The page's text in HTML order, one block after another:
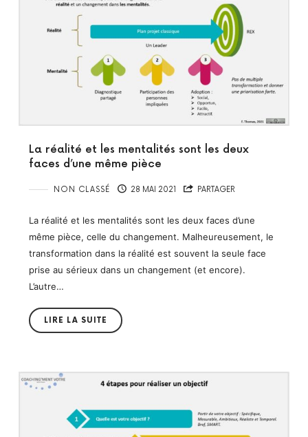
La réalité et les mentalités sont les deux
faces d’une même pièce
NON CLASSÉ 28 MAI 2021 PARTAGER
La réalité et les mentalités sont les deux faces d’une
même pièce, celle du changement. Malheureusement, le
transformation dans la réalité est souvent la seule face
prise au sérieux dans un changement (et encore).
L’autre…
LIRE LA SUITE